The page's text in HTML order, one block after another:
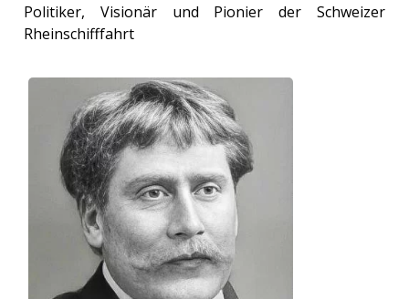
Politiker, Visionär und Pionier der Schweizer
Rheinschifffahrt